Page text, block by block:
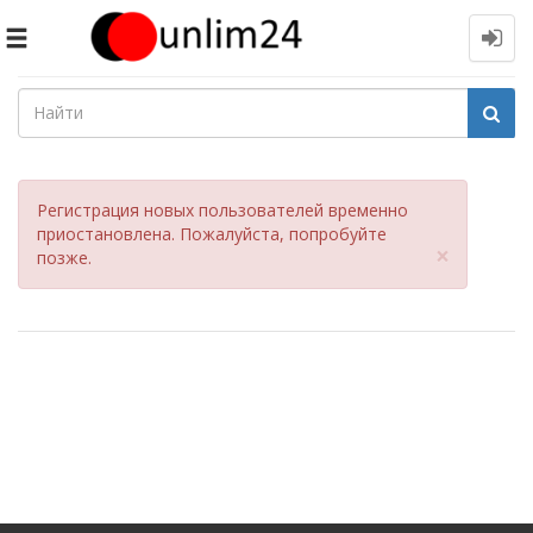
Toggle
navigation
Регистрация новых пользователей временно
приостановлена. Пожалуйста, попробуйте
позже.
×